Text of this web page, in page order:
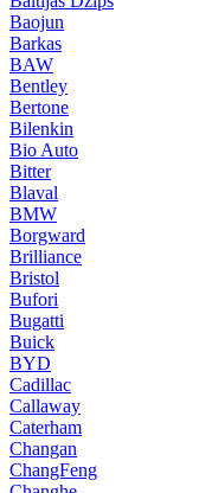
Baojun
Barkas
BAW
Bentley
Bertone
Bilenkin
Bio Auto
Bitter
Blaval
BMW
Borgward
Brilliance
Bristol
Bufori
Bugatti
Buick
BYD
Cadillac
Callaway
Caterham
Changan
ChangFeng